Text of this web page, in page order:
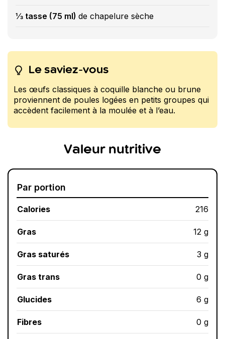
⅓ tasse (75 ml) de chapelure sèche
Le saviez-vous
Les œufs classiques à coquille blanche ou brune
proviennent de poules logées en petits groupes qui
accèdent facilement à la moulée et à l’eau.
Valeur nutritive
Par portion
Calories 216
Gras 12 g
Gras saturés 3 g
Gras trans 0 g
Glucides 6 g
Fibres 0 g